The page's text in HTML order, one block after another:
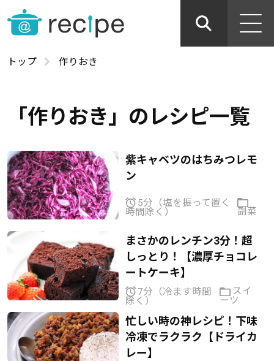
トップ 作りおき
「作りおき」のレシピ一覧
紫キャベツのはちみつレモ
ン
5分（塩を振って置く
時間除く）
副菜
まさかのレンチン3分！超
しっとり！【濃厚チョコレ
ートケーキ】
7分（冷ます時間
除く）
スイ
ーツ
忙しい時の神レシピ！下味
冷凍でラクラク【ドライカ
レー】